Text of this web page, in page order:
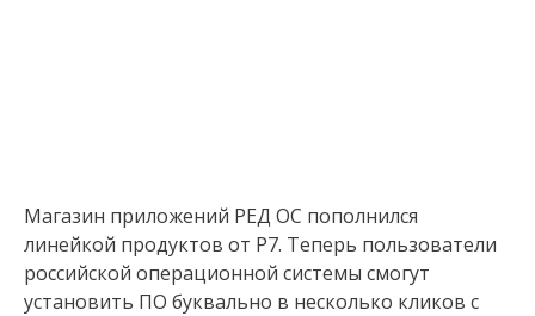
Магазин приложений РЕД ОС пополнился
линейкой продуктов от Р7. Теперь пользователи
российской операционной системы смогут
установить ПО буквально в несколько кликов с